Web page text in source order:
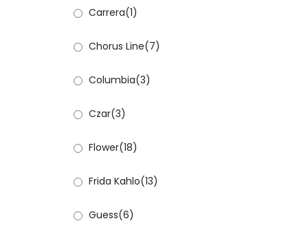
Carrera(1)
Chorus Line(7)
Columbia(3)
Czar(3)
Flower(18)
Frida Kahlo(13)
Guess(6)